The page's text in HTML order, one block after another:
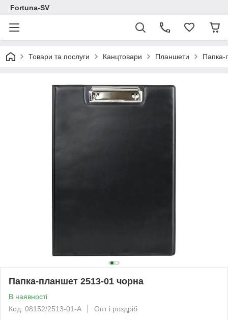
Fortuna-SV
Товари та послуги Канцтовари Планшети Папка-
Папка-планшет 2513-01 чорна
В наявності
Код: 08152/2513-01-A
Опт і роздріб